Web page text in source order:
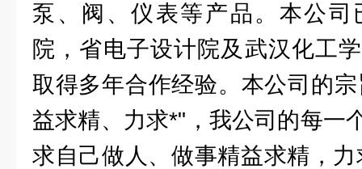
泵、阀、仪表等产品。本公
院，省电子设计院及武汉化工
取得多年合作经验。本公司的
益求精、力求*"，我公司的每一
求自己做人、做事精益求精，